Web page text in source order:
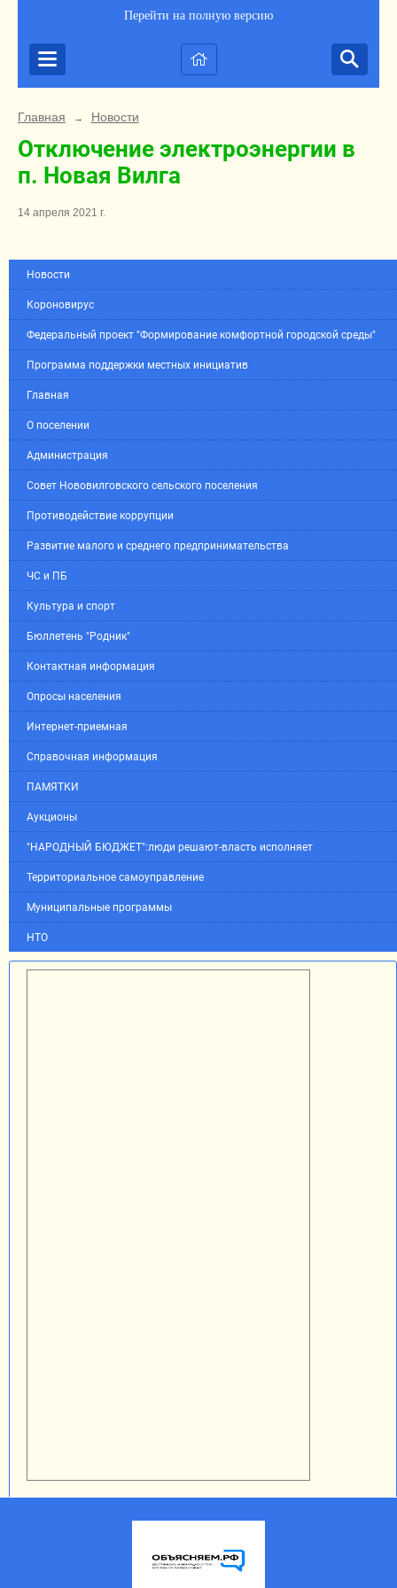
Перейти на полную версию
Главная → Новости
Отключение электроэнергии в
п. Новая Вилга
14 апреля 2021 г.
Новости
Короновирус
Федеральный проект "Формирование комфортной городской среды"
Программа поддержки местных инициатив
Главная
О поселении
Администрация
Совет Нововилговского сельского поселения
Противодействие коррупции
Развитие малого и среднего предпринимательства
ЧС и ПБ
Культура и спорт
Бюллетень "Родник"
Контактная информация
Опросы населения
Интернет-приемная
Справочная информация
ПАМЯТКИ
Аукционы
"НАРОДНЫЙ БЮДЖЕТ":люди решают-власть исполняет
Территориальное самоуправление
Муниципальные программы
НТО